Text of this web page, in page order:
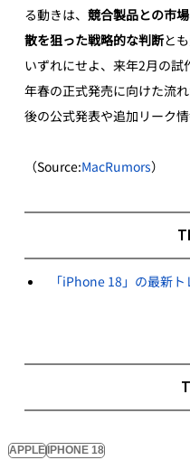
る動きは、 競合製品との市
散を狙った戦略的な判断と
いずれにせよ、来年2月の
年春の正式発売に向けた流
後の公式発表や追加リーク
（Source:MacRumors）
「iPhone 18」の最新ト
APPLEIPHONE 18